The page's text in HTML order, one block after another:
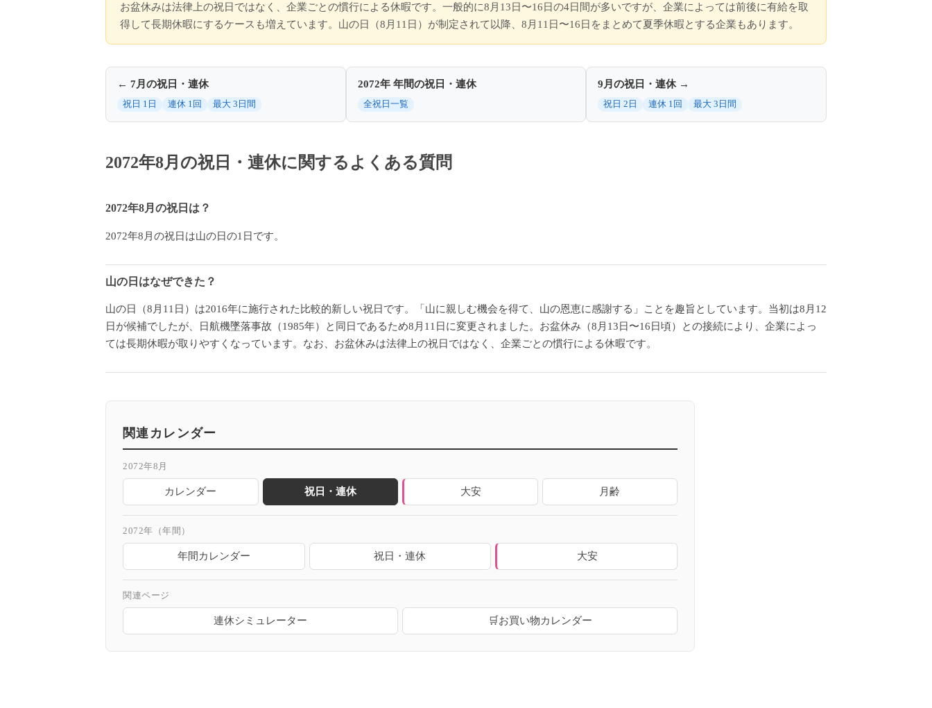
お盆休みは法律上の祝日ではなく、企業ごとの慣行による休暇です。一般的に8月13日〜16日の4日間が多いですが、企業によっては前後に有給を取
得して長期休暇にするケースも増えています。山の日（8月11日）が制定されて以降、8月11日〜16日をまとめて夏季休暇とする企業もあります。
← 7月の祝日・連休
祝日 1日 連休 1回 最大 3日間
2072年 年間の祝日・連休
全祝日一覧
9月の祝日・連休 →
祝日 2日 連休 1回 最大 3日間
2072年8月の祝日・連休に関するよくある質問
2072年8月の祝日は？
2072年8月の祝日は山の日の1日です。
山の日はなぜできた？
山の日（8月11日）は2016年に施行された比較的新しい祝日です。「山に親しむ機会を得て、山の恩恵に感謝する」ことを趣旨としています。当初は8月12
日が候補でしたが、日航機墜落事故（1985年）と同日であるため8月11日に変更されました。お盆休み（8月13日〜16日頃）との接続により、企業によっ
ては長期休暇が取りやすくなっています。なお、お盆休みは法律上の祝日ではなく、企業ごとの慣行による休暇です。
関連カレンダー
2072年8月
カレンダー 祝日・連休 大安 月齢
2072年（年間）
年間カレンダー 祝日・連休 大安
関連ページ
連休シミュレーター 🛒お買い物カレンダー